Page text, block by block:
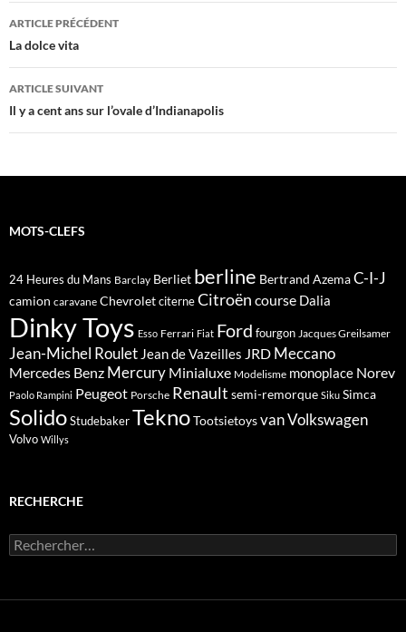
Navigation
des
articles
ARTICLE PRÉCÉDENT
La dolce vita
ARTICLE SUIVANT
Il y a cent ans sur l’ovale d’Indianapolis
MOTS-CLEFS
24 Heures du Mans Barclay Berliet berline Bertrand AzemaC-I-J
camion caravane ChevroletciterneCitroën course Dalia
Dinky Toys Esso Ferrari Fiat Ford fourgon Jacques Greilsamer
Jean-Michel Roulet Jean de Vazeilles JRD Meccano
Mercedes Benz Mercury Minialuxe Modelisme monoplace Norev
Paolo Rampini Peugeot Porsche Renault semi-remorque Siku Simca
SolidoStudebakerTeknoTootsietoysvanVolkswagen
Volvo Willys
RECHERCHE
Rechercher :